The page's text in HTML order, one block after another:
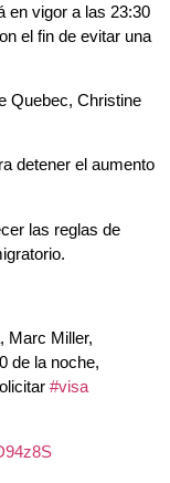
en vigor a las 23:30
el fin de evitar una
Quebec, Christine
detener el aumento
las reglas de
Marc Miller,
de la noche,
#visa